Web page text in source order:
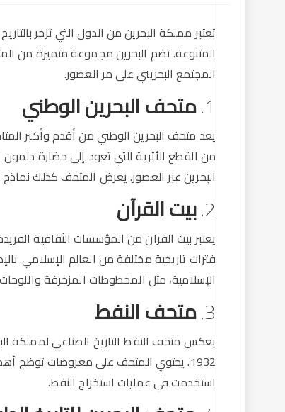
تعتبر مملكة البحرين من الدول التي تزخر
المتنوعة. تضم البحرين مجموعة متميزة من
المجتمع البحريني على مر العصور.
1. متحف البحرين الوطني
من القطع الأثرية التي تعود إلى حضارة
البحرين عبر العصور. يعرض المتحف كذلك نماذج
2. بيت القرآن
يعتبر بيت القرآن من المؤسسات الثقافية
فترات تاريخية مختلفة من العالم الإسلامي.
الإسلامية، مثل المخطوطات المزخرفة
3. متحف النفط
يعكس متحف النفط التاريخ الصناعي لمملكة
1932. يحتوي المتحف على معروضات توضح
استخدمت في عمليات استخراج النفط.